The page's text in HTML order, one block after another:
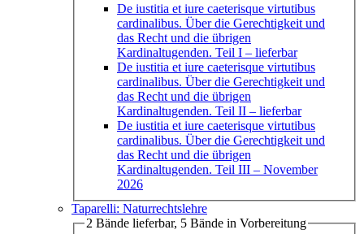
De iustitia et iure caeterisque virtutibus
cardinalibus. Über die Gerechtigkeit und
das Recht und die übrigen
Kardinaltugenden. Teil I – lieferbar
De iustitia et iure caeterisque virtutibus
cardinalibus. Über die Gerechtigkeit und
das Recht und die übrigen
Kardinaltugenden. Teil II – lieferbar
De iustitia et iure caeterisque virtutibus
cardinalibus. Über die Gerechtigkeit und
das Recht und die übrigen
Kardinaltugenden. Teil III – November
2026
Taparelli: Naturrechtslehre
2 Bände lieferbar, 5 Bände in Vorbereitung